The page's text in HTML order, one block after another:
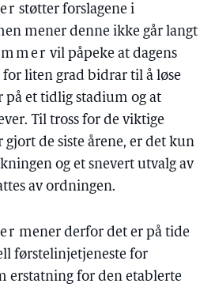
støtter forslagene i
mener denne ikke går langt
vil påpeke at dagens
liten grad bidrar til å løse
et tidlig stadium og at
Til tross for de viktige
de siste årene, er det kun
og et snevert utvalg av
av ordningen.
mener derfor det er på tide
førstelinjetjeneste for
erstatning for den etablerte